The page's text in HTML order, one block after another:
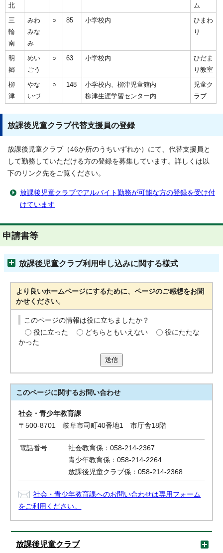
北
ム
三
輪
南
みわ
みな
み
○ 85 小学校内
ひまわ
り
明
郷
めい
ごう
○ 63 小学校内
ひだま
り教室
柳
津
やな
いづ
○ 148
小学校内、柳津児童館内
柳津生涯学習センター内
児童ク
ラブ
放課後児童クラブ代替支援員の登録
放課後児童クラブ（46か所のうちいずれか）にて、代替支援員と
して勤務していただける方の登録を募集しています。詳しくは以
下のリンク先をご覧ください。
放課後児童クラブでアルバイト勤務が可能な方の登録を受け付
けています
申請書等
放課後児童クラブ利用申し込みに関する様式
より良いホームページにするために、ページのご感想をお聞
かせください。
このページの情報は役に立ちましたか？
役に立った
どちらともいえない
役にたたな
かった
送信
このページに関するお問い合わせ
社会・青少年教育課
〒500-8701 岐阜市司町40番地1 市庁舎18階
電話番号
社会教育係：058-214-2367
青少年教育係：058-214-2264
放課後児童クラブ係：058-214-2368
社会・青少年教育課へのお問い合わせは専用フォーム
をご利用ください。
放課後児童クラブ